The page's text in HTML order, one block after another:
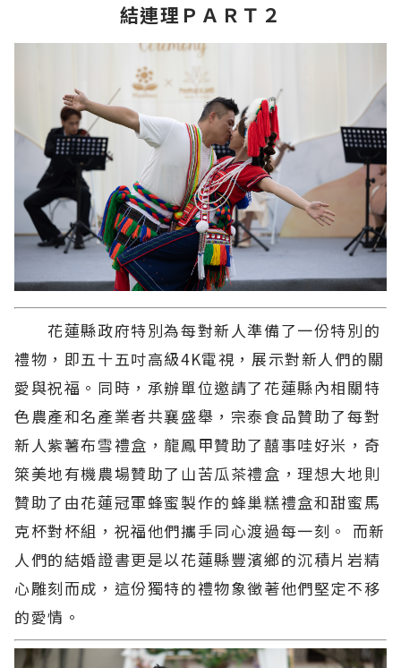
結連理ＰＡＲＴ２
花蓮縣政府特別為每對新人準備了一份特別的
禮物，即五十五吋高級4K電視，展示對新人們的關
愛與祝福。同時，承辦單位邀請了花蓮縣內相關特
色農產和名產業者共襄盛舉，宗泰食品贊助了每對
新人紫薯布雪禮盒，龍鳳甲贊助了囍事哇好米，奇
箂美地有機農場贊助了山苦瓜茶禮盒，理想大地則
贊助了由花蓮冠軍蜂蜜製作的蜂巢糕禮盒和甜蜜馬
克杯對杯組，祝福他們攜手同心渡過每一刻。 而新
人們的結婚證書更是以花蓮縣豐濱鄉的沉積片岩精
心雕刻而成，這份獨特的禮物象徵著他們堅定不移
的愛情。